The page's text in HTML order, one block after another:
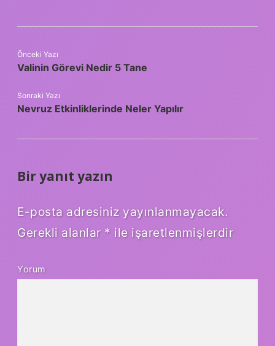
Önceki Yazı
Valinin Görevi Nedir 5 Tane
Sonraki Yazı
Nevruz Etkinliklerinde Neler Yapılır
Bir yanıt yazın
E-posta adresiniz yayınlanmayacak.
Gerekli alanlar * ile işaretlenmişlerdir
Yorum